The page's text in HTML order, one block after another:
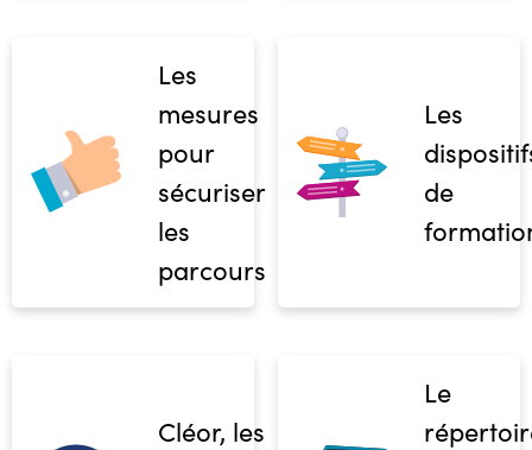
Les
mesures
pour
sécuriser
les
parcours
Les
de
Cléor, les
Le